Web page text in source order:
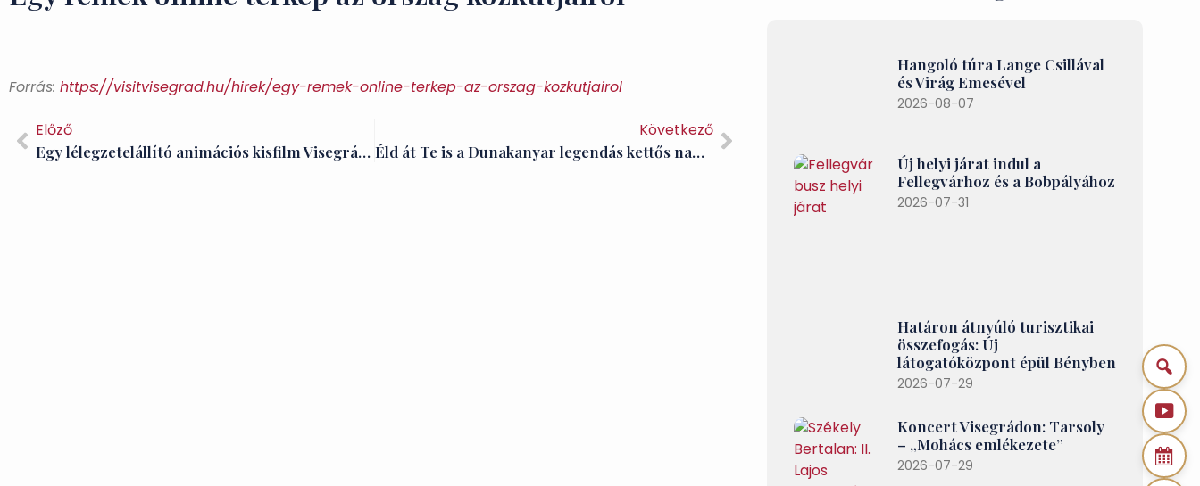
Forrás: https://visitvisegrad.hu/hirek/egy-remek-online-terkep-az-orszag-kozkutjairol
Előző
Egy lélegzetelállító animációs kisfilm Visegrádról
Következő
Éld át Te is a Dunakanyar legendás kettős naplementéjét!
Hangoló túra Lange Csillával
és Virág Emesével
2026-08-07
Új helyi járat indul a
Fellegvárhoz és a Bobpályához
2026-07-31
Határon átnyúló turisztikai
összefogás: Új
látogatóközpont épül Bényben
2026-07-29
Koncert Visegrádon: Tarsoly
– „Mohács emlékezete”
2026-07-29